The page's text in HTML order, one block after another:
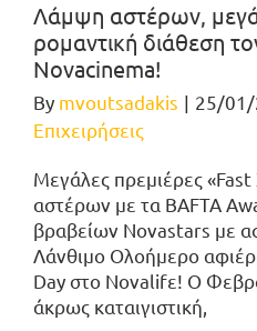
Λάμψη αστέρων,
ρομαντική διάθεση
Novacinema!
By mvoutsadakis | 25/01/
Επιχειρήσεις
Μεγάλες πρεμιέρες
αστέρων με τα BAFTA
βραβείων Novastars με
Λάνθιμο Ολοήμερο
Day στο Novalifε! Ο
άκρως καταιγιστική,